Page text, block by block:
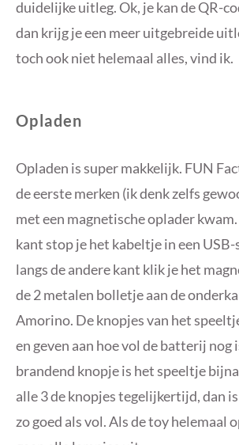
duidelijke uitleg. Ok, je kan de QR-
dan krijg je een meer uitgebreide
toch ook niet helemaal alles, vind ik.
Opladen
Opladen is super makkelijk. FUN
de eerste merken (ik denk zelfs
met een magnetische oplader kwam.
kant stop je het kabeltje in een
langs de andere kant klik je het
de 2 metalen bolletje aan de
Amorino. De knopjes van het
en geven aan hoe vol de batterij nog
brandend knopje is het speeltje
alle 3 de knopjes tegelijkertijd, dan
zo goed als vol. Als de toy helemaal